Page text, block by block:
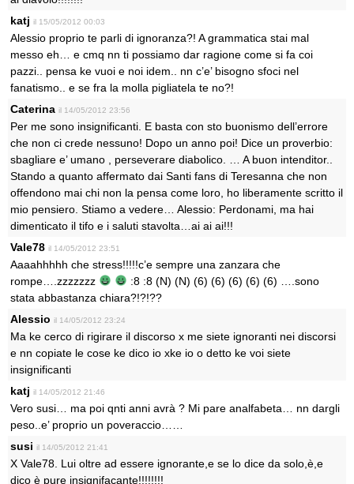
katj il 15/05/2012 00:03
Alessio proprio te parli di ignoranza?! A grammatica stai mal
messo eh… e cmq nn ti possiamo dar ragione come si fa coi
pazzi.. pensa ke vuoi e noi idem.. nn c’e’ bisogno sfoci nel
fanatismo.. e se fra la molla pigliatela te no?!
Caterina il 14/05/2012 23:56
Per me sono insignificanti. E basta con sto buonismo dell’errore
che non ci crede nessuno! Dopo un anno poi! Dice un proverbio:
sbagliare e’ umano , perseverare diabolico. … A buon intenditor..
Stando a quanto affermato dai Santi fans di Teresanna che non
offendono mai chi non la pensa come loro, ho liberamente scritto il
mio pensiero. Stiamo a vedere… Alessio: Perdonami, ma hai
dimenticato il tifo e i saluti stavolta…ai ai ai!!!
Vale78 il 14/05/2012 23:51
Aaaahhhhh che stress!!!!!c’e sempre una zanzara che
rompe….zzzzzzz
:8 :8 (N) (N) (6) (6) (6) (6) (6) ….sono
stata abbastanza chiara?!?!??
Alessio il 14/05/2012 23:24
Ma ke cerco di rigirare il discorso x me siete ignoranti nei discorsi
e nn copiate le cose ke dico io xke io o detto ke voi siete
insignificanti
katj il 14/05/2012 21:46
Vero susi… ma poi qnti anni avrà ? Mi pare analfabeta… nn dargli
peso..e’ proprio un poveraccio……
susi il 14/05/2012 21:41
X Vale78. Lui oltre ad essere ignorante,e se lo dice da solo,è,e
dico è pure insignifacante!!!!!!!!